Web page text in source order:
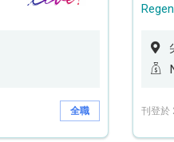
全職 刊登於